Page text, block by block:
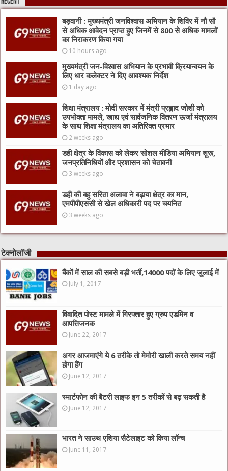
बड़वानी : मुख्यमंत्री जनविश्वास अभियान के शिविर में नौ सौ
से अधिक आवेदन प्राप्त हुए जिनमें से 800 से अधिक मामलों
का निराकरण किया गया
10 hours ago
मुख्यमंत्री जन-विश्वास अभियान के प्रभावी क्रियान्वयन के
लिए धार कलेक्टर ने दिए आवश्यक निर्देश
1 day ago
शिक्षा मंत्रालय : मोदी सरकार में मंत्री प्रह्लाद जोशी को
उपभोक्ता मामले, खाद्य एवं सार्वजनिक वितरण ऊर्जा मंत्रालय
के साथ शिक्षा मंत्रालय का अतिरिक्त प्रभार
2 weeks ago
डही क्षेत्र के विकास को लेकर सोशल मीडिया अभियान शुरू,
जनप्रतिनिधियों और प्रशासन को चेतावनी
3 weeks ago
डही की बहु सरिता अलावा ने बढ़ाया क्षेत्र का मान,
एमपीपीएससी से खेल अधिकारी पद पर चयनित
3 weeks ago
टेक्नोलॉजी
बैंकों में साल की सबसे बड़ी भर्ती,14000 पदों के लिए जुलाई में
July 1, 2017
विवादित पोस्ट मामले में गिरफ्तार हुए ग्रुप एडमिन व
आपत्तिजनक
June 22, 2017
अगर आजमाएंगे ये 6 तरीके तो मेमोरी खाली करते समय नहीं
होगा हैंग
June 12, 2017
स्मार्टफोन की बैटरी लाइफ इन 5 तरीकों से बढ़ सकती है
June 12, 2017
भारत ने साउथ एशिया सैटेलाइट को किया लॉन्च
June 11, 2017